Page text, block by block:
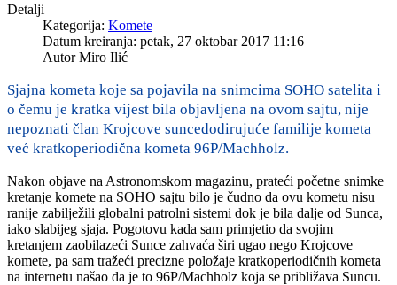
Detalji
Kategorija: Komete
Datum kreiranja: petak, 27 oktobar 2017 11:16
AutorMiro Ilić
Sjajna kometa koje sa pojavila na snimcima SOHO satelita i
o čemu je kratka vijest bila objavljena na ovom sajtu, nije
nepoznati član Krojcove suncedodirujuće familije kometa
već kratkoperiodična kometa 96P/Machholz.
Nakon objave na Astronomskom magazinu, prateći početne snimke
kretanje komete na SOHO sajtu bilo je čudno da ovu kometu nisu
ranije zabilježili globalni patrolni sistemi dok je bila dalje od Sunca,
iako slabijeg sjaja. Pogotovu kada sam primjetio da svojim
kretanjem zaobilazeći Sunce zahvaća širi ugao nego Krojcove
komete, pa sam tražeći precizne položaje kratkoperiodičnih kometa
na internetu našao da je to 96P/Machholz koja se približava Suncu.